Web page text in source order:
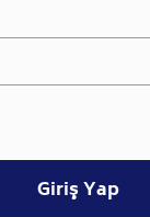
Giriş Yap